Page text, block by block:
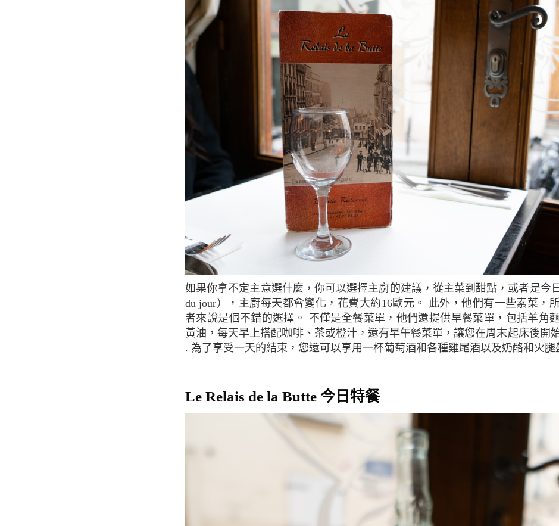
如果你拿不定主意選什麼，你可以選擇主廚的建議，從主菜到甜點，或者是今日特餐（Plats
du jour），主廚每天都會變化，花費大約16歐元。 此外，他們有一些素菜，
者來說是個不錯的選擇。 不僅是全餐菜單，他們還提供早餐菜單，包括羊角
黃油，每天早上搭配咖啡、茶或橙汁，還有早午餐菜單，讓您在周末起床後開
. 為了享受一天的結束，您還可以享用一杯葡萄酒和各種雞尾酒以及奶酪和火腿
Le Relais de la Butte 今日特餐